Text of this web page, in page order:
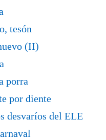
tesón
(II)
porra
por diente
desvaríos del ELE